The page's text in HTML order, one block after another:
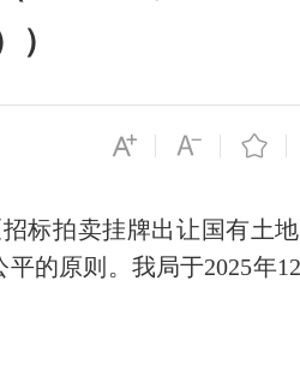
拍卖挂牌出让国有土
的原则。我局于2025年